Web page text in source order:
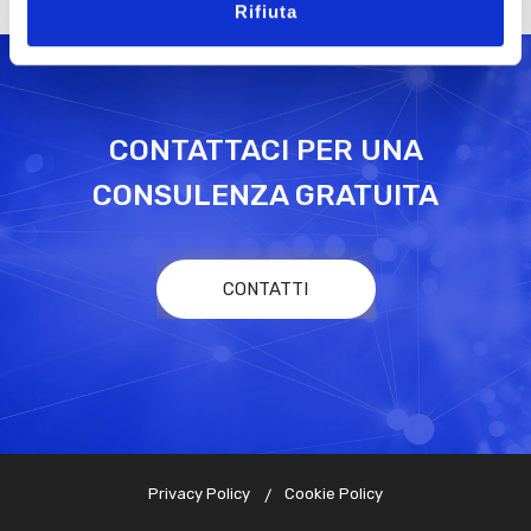
Rifiuta
CONTATTACI PER UNA
CONSULENZA GRATUITA
CONTATTI
Privacy Policy Cookie Policy